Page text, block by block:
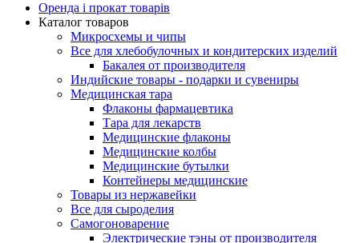
Оренда і прокат товарів
Каталог товаров
Микросхемы и чипы
Все для хлебобулочных и кондитерских изделий
Бакалея от производителя
Индийские товары - подарки и сувениры
Медицинская тара
Флаконы фармацевтика
Тара для лекарств
Медицинские флаконы
Медицинские колбы
Медицинские бутылки
Контейнеры медицинские
Товары из нержавейки
Все для сыроделия
Самогоноварение
Электрические тэны от производителя